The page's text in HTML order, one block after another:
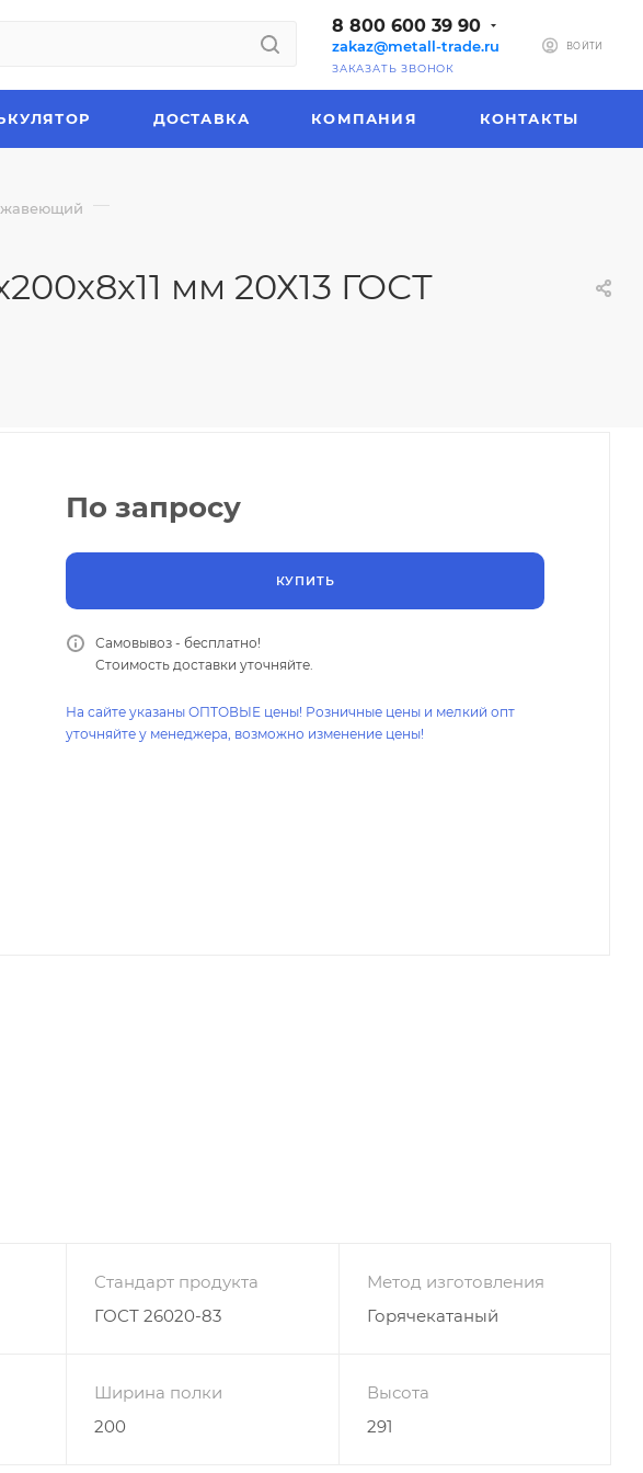
8 800 600 39 90
zakaz@metall-trade.ru
ЗАКАЗАТЬ ЗВОНОК
ВОЙТИ
ДОСТАВКА КОМПАНИЯ КОНТАКТЫ
—
мм 20Х13 ГОСТ
По запросу
КУПИТЬ
Самовывоз - бесплатно!
Стоимость доставки уточняйте.
На сайте указаны ОПТОВЫЕ цены! Розничные цены и мелкий опт
уточняйте у менеджера, возможно изменение цены!
Стандарт продукта
ГОСТ 26020-83
Метод изготовления
Горячекатаный
Ширина полки
200
Высота
291